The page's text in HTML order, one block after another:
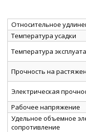
Относительное
Температура усадки
Температура
Прочность на
Электрическая
Рабочее напряжение
Удельное объемное
сопротивление